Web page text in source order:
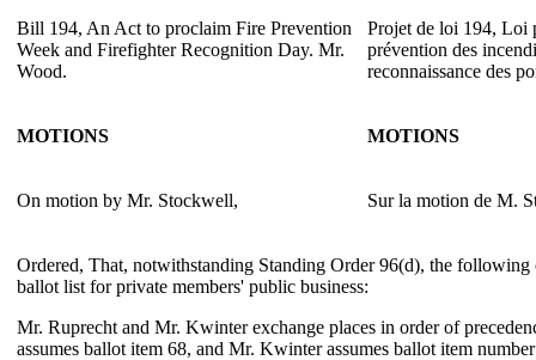
Bill 194, An Act to proclaim Fire Prevention
Week and Firefighter Recognition Day. Mr.
Wood.
Projet de loi 194, Loi
prévention des
reconnaissance des
MOTIONS MOTIONS
On motion by Mr. Stockwell, Sur la motion de M.
Ordered, That, notwithstanding Standing Order 96(d), the following
ballot list for private members' public business:
Mr. Ruprecht and Mr. Kwinter exchange places in order of
assumes ballot item 68, and Mr. Kwinter assumes ballot item